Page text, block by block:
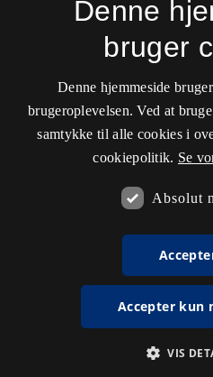
Denne
bruger
Denne hjemmeside
brugeroplevelsen. Ved at
samtykke til alle cookies i
cookiepolitik. Se
Absolut
Accepter kun
VIS